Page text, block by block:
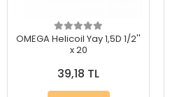
OMEGA Helicoil Yay 1,5D 1/2''
x 20
39,18 TL